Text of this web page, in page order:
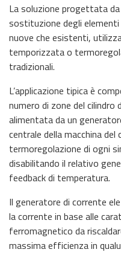
La soluzione progettata
sostituzione degli elementi
nuove che esistenti,
temporizzata o
tradizionali.
L’applicazione tipica è
numero di zone del cilindro
alimentata da un
centrale della macchina
termoregolazione di ogni
disabilitando il relativo
feedback di temperatura.
Il generatore di corrente
la corrente in base alle
ferromagnetico da
massima efficienza in